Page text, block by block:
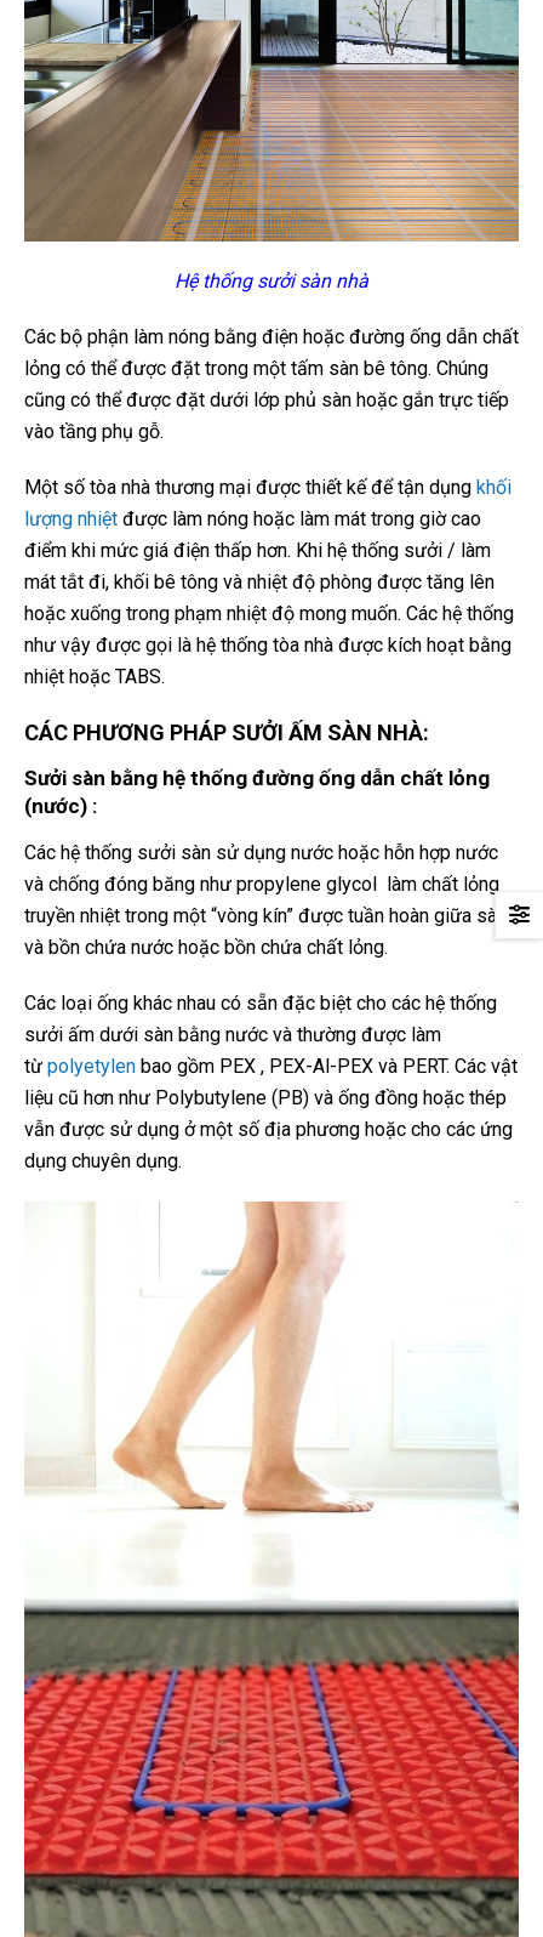
Hệ thống sưởi sàn nhà
Các bộ phận làm nóng bằng điện hoặc đường ống dẫn chất
lỏng có thể được đặt trong một tấm sàn bê tông. Chúng
cũng có thể được đặt dưới lớp phủ sàn hoặc gắn trực tiếp
vào tầng phụ gỗ.
Một số tòa nhà thương mại được thiết kế để tận dụng khối
lượng nhiệt được làm nóng hoặc làm mát trong giờ cao
điểm khi mức giá điện thấp hơn. Khi hệ thống sưởi / làm
mát tắt đi, khối bê tông và nhiệt độ phòng được tăng lên
hoặc xuống trong phạm nhiệt độ mong muốn. Các hệ thống
như vậy được gọi là hệ thống tòa nhà được kích hoạt bằng
nhiệt hoặc TABS.
CÁC PHƯƠNG PHÁP SƯỞI ẤM SÀN NHÀ:
Sưởi sàn bằng hệ thống đường ống dẫn chất lỏng
(nước) :
Các hệ thống sưởi sàn sử dụng nước hoặc hỗn hợp nước
và chống đóng băng như propylene glycol làm chất lỏng
truyền nhiệt trong một “vòng kín” được tuần hoàn giữa sàn
và bồn chứa nước hoặc bồn chứa chất lỏng.
Các loại ống khác nhau có sẵn đặc biệt cho các hệ thống
sưởi ấm dưới sàn bằng nước và thường được làm
từ polyetylen bao gồm PEX , PEX-Al-PEX và PERT. Các vật
liệu cũ hơn như Polybutylene (PB) và ống đồng hoặc thép
vẫn được sử dụng ở một số địa phương hoặc cho các ứng
dụng chuyên dụng.